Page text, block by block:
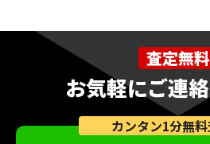
査定無料
お気軽にご連
カンタン1分無料